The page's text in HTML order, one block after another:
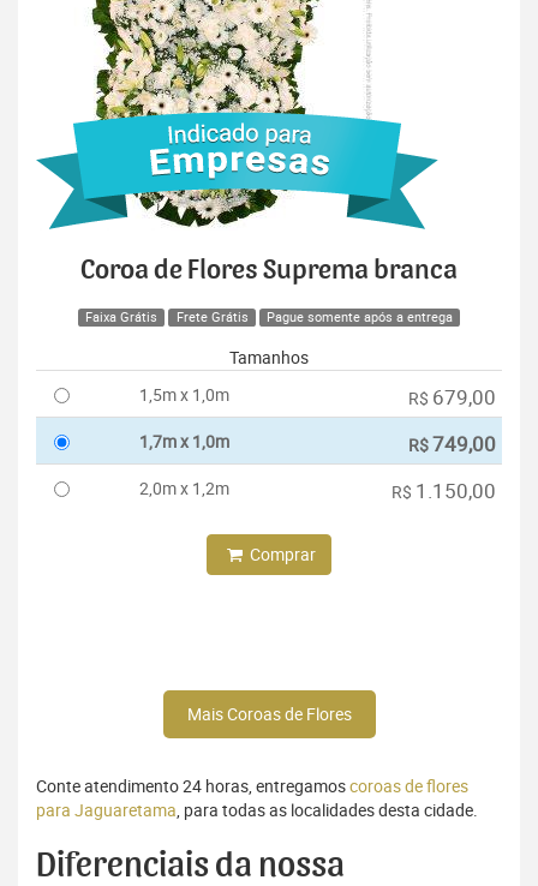
Coroa de Flores Suprema branca
Faixa Grátis Frete Grátis Pague somente após a entrega
Tamanhos
1,5m x 1,0m
R$ 679,00
1,7m x 1,0m R$749,00
2,0m x 1,2m R$ 1.150,00
Comprar
Mais Coroas de Flores
Conte atendimento 24 horas, entregamoscoroas de flores
para Jaguaretama, para todas as localidades desta cidade.
Diferenciais da nossa